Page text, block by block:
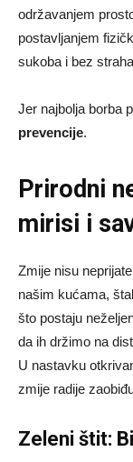
održavanjem
postavljanjem
sukoba i bez
Jer najbolja borba
prevencije.
Prirodni
mirisi i
Zmije nisu
našim kućama,
što postaju
da ih držimo na
U nastavku
zmije radije
Zeleni štit: